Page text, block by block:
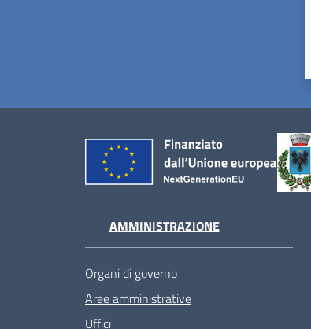
AMMINISTRAZIONE
Organi di governo
Aree amministrative
Uffici